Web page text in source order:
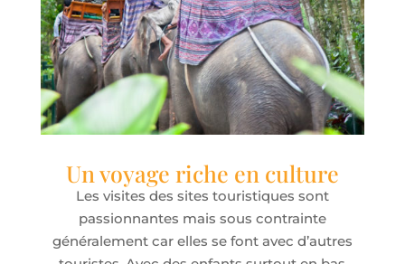
Un voyage riche en culture
Les visites des sites touristiques sont
passionnantes mais sous contrainte
généralement car elles se font avec d’autres